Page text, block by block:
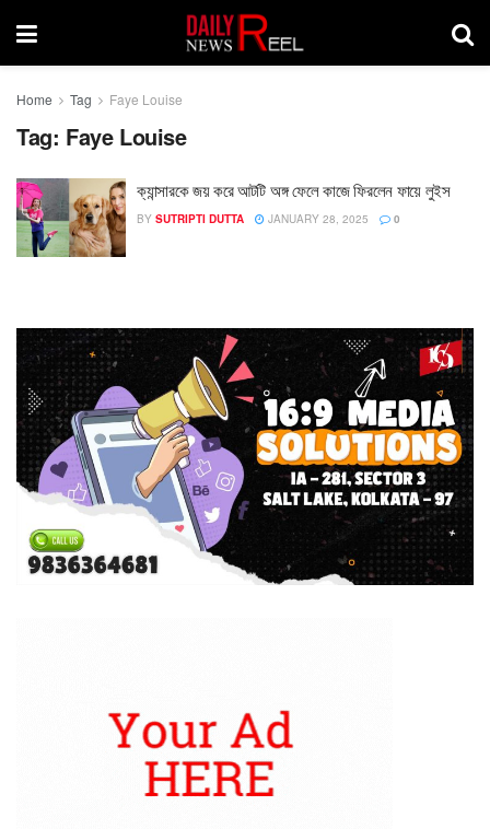
Home Tag Faye Louise
Tag: Faye Louise
ক্যান্সারকে জয় করে আটটি অঙ্গ ফেলে কাজে ফিরলেন ফায়ে লুইস
BY SUTRIPTI DUTTA JANUARY 28, 2025 0